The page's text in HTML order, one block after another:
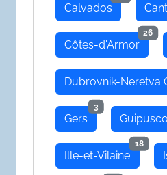
Calvados
Côtes-d'Armor
26
Dubrovnik-Neretva
Gers
3
Ille-et-Vilaine
18